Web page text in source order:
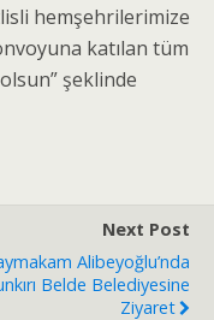
hemşehrilerimize
katılan tüm
şeklinde
Next Post
Alibeyoğlu’nda
Belde Belediyesine
Ziyaret